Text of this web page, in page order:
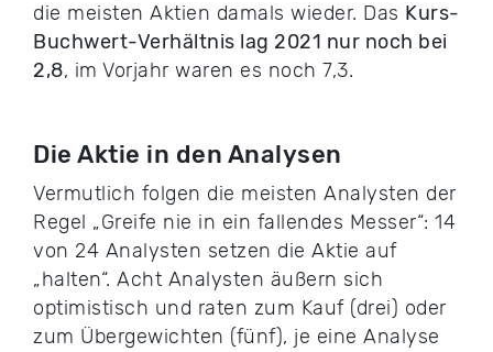
die meisten Aktien damals wieder. Das Kurs-
Buchwert-Verhältnis lag 2021 nur noch bei
2,8, im Vorjahr waren es noch 7,3.
Die Aktie in den Analysen
Vermutlich folgen die meisten Analysten der
Regel „Greife nie in ein fallendes Messer“: 14
von 24 Analysten setzen die Aktie auf
„halten“. Acht Analysten äußern sich
optimistisch und raten zum Kauf (drei) oder
zum Übergewichten (fünf), je eine Analyse